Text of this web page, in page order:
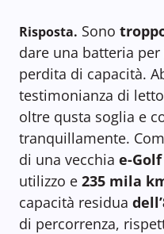
Risposta. Sono
dare una batteria
perdita di capacità.
testimonianza di
oltre qusta soglia e
tranquillamente.
di una vecchia e-Golf
utilizzo e 235 mila
capacità residua
di percorrenza,